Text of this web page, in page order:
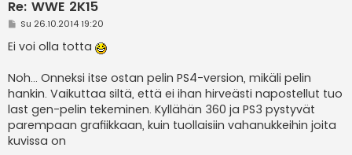
Re: WWE 2K15
V
e
s
i
Su 26.10.2014 19:20
Ei voi olla totta
Noh... Onneksi itse ostan pelin PS4-version, mikäli pelin
hankin. Vaikuttaa siltä, että ei ihan hirveästi napostellut tuo
last gen-pelin tekeminen. Kyllähän 360 ja PS3 pystyvät
parempaan grafiikkaan, kuin tuollaisiin vahanukkeihin joita
kuvissa on